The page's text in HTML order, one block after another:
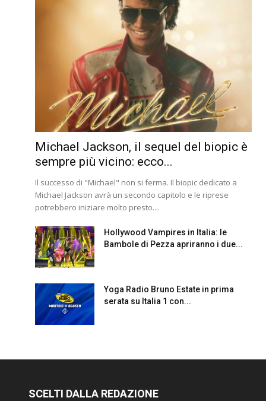
Michael Jackson, il sequel del biopic è
sempre più vicino: ecco...
Il successo di "Michael" non si ferma. Il biopic dedicato a
Michael Jackson avrà un secondo capitolo e le riprese
potrebbero iniziare molto presto....
Hollywood Vampires in Italia: le
Bambole di Pezza apriranno i due...
Yoga Radio Bruno Estate in prima
serata su Italia 1 con...
SCELTI DALLA REDAZIONE